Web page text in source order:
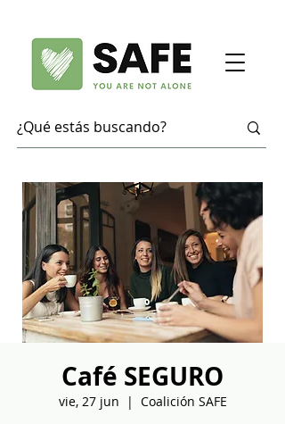
Café SEGURO
vie, 27 jun
  |
Coalición SAFE